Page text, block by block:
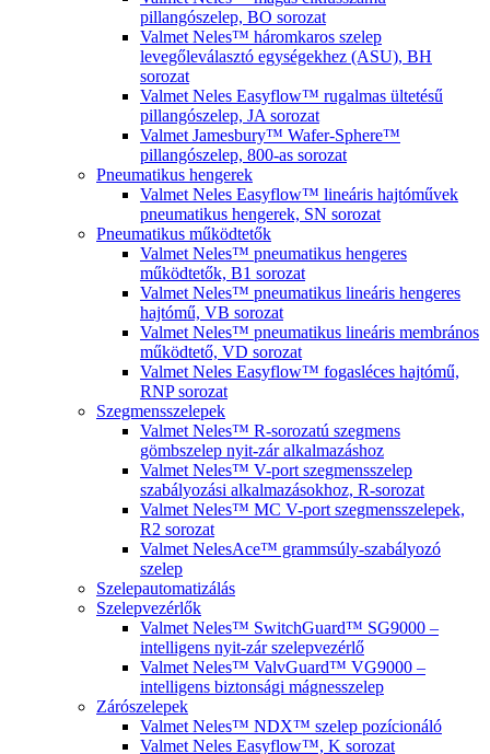
pillangószelep, BO sorozat
Valmet Neles™ háromkaros szelep
levegőleválasztó egységekhez (ASU), BH
sorozat
Valmet Neles Easyflow™ rugalmas ültetésű
pillangószelep, JA sorozat
Valmet Jamesbury™ Wafer-Sphere™
pillangószelep, 800-as sorozat
Pneumatikus hengerek
Valmet Neles Easyflow™ lineáris hajtóművek
pneumatikus hengerek, SN sorozat
Pneumatikus működtetők
Valmet Neles™ pneumatikus hengeres
működtetők, B1 sorozat
Valmet Neles™ pneumatikus lineáris hengeres
hajtómű, VB sorozat
Valmet Neles™ pneumatikus lineáris membrános
működtető, VD sorozat
Valmet Neles Easyflow™ fogasléces hajtómű,
RNP sorozat
Szegmensszelepek
Valmet Neles™ R-sorozatú szegmens
gömbszelep nyit-zár alkalmazáshoz
Valmet Neles™ V-port szegmensszelep
szabályozási alkalmazásokhoz, R-sorozat
Valmet Neles™ MC V-port szegmensszelepek,
R2 sorozat
Valmet NelesAce™ grammsúly-szabályozó
szelep
Szelepautomatizálás
Szelepvezérlők
Valmet Neles™ SwitchGuard™ SG9000 –
intelligens nyit-zár szelepvezérlő
Valmet Neles™ ValvGuard™ VG9000 –
intelligens biztonsági mágnesszelep
Zárószelepek
Valmet Neles™ NDX™ szelep pozícionáló
Valmet Neles Easyflow™, K sorozat